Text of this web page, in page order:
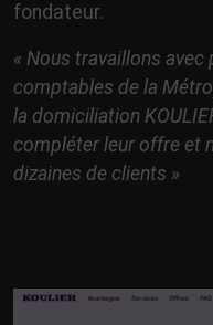
fondateur.
« Nous travaillons avec
comptables de la
la domiciliation
compléter leur offre et
dizaines de clients »